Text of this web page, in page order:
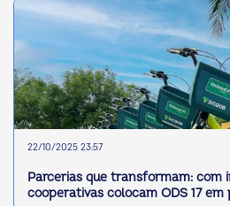
22/10/2025 23:57
Parcerias que transformam: com
cooperativas colocam ODS 17 em